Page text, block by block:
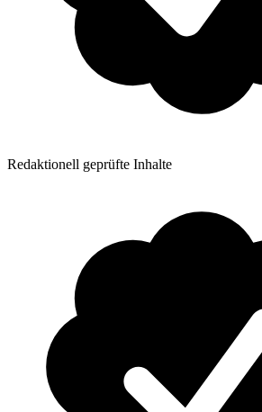
Redaktionell geprüfte Inhalte